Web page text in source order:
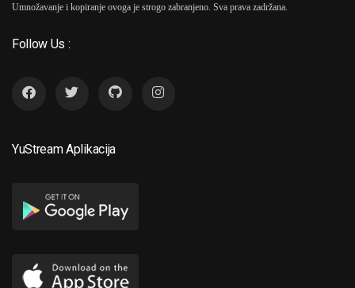
Umnožavanje i kopiranje ovoga je strogo zabranjeno. Sva prava zadržana.
Follow Us :
YuStream Aplikacija